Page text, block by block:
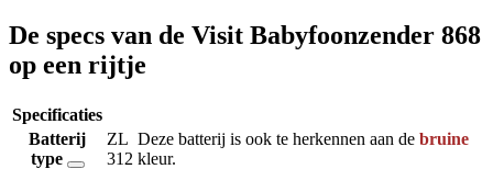
De specs van de Visit Babyfoonzender 868
op een rijtje
Specificaties
Batterij
type
ZL
312
Deze batterij is ook te herkennen aan de bruine
kleur.